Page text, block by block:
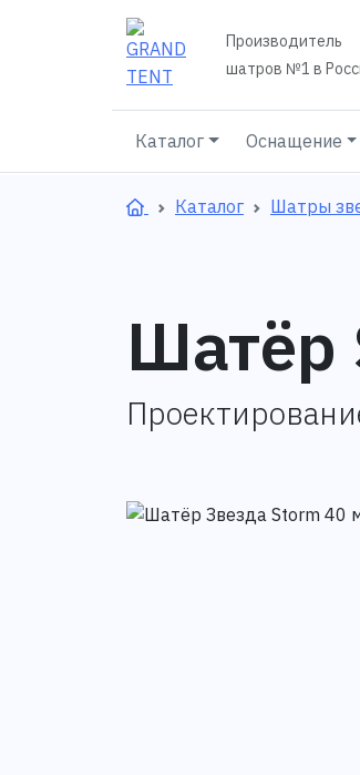
Производитель
шатров №1 в
Каталог Оснащение
Каталог Шатры
Шатёр